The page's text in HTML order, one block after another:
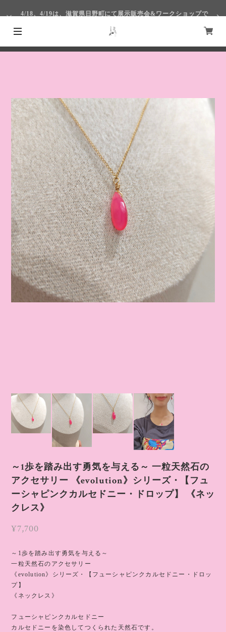
4/18、4/19は、滋賀県日野町にて展示販売会&ワークショップで
～1歩を踏み出す勇気を与える～ 一粒天然石の
アクセサリー 《evolution》シリーズ・【フュ
ーシャピンクカルセドニー・ドロップ】 《ネッ
クレス》
¥7,700
～1歩を踏み出す勇気を与える～
一粒天然石のアクセサリー
《evolution》シリーズ・【フューシャピンクカルセドニー・ドロッ
プ】
《ネックレス》
フューシャピンクカルセドニー
カルセドニーを染色してつくられた天然石です。